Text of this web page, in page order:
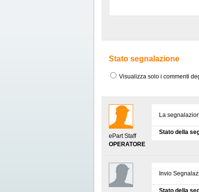
Stato segnalazione
Visualizza solo i commenti
ePart Staff
OPERATORE
La
Stato della
Invio
Stato della